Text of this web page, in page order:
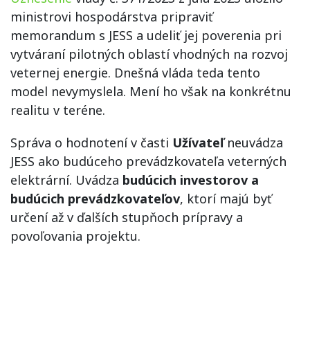
ministrovi hospodárstva pripraviť
memorandum s JESS a udeliť jej poverenia pri
vytváraní pilotných oblastí vhodných na rozvoj
veternej energie. Dnešná vláda teda tento
model nevymyslela. Mení ho však na konkrétnu
realitu v teréne.
Správa o hodnotení v časti Užívateľneuvádza
JESS ako budúceho prevádzkovateľa veterných
elektrární. Uvádza budúcich investorov a
budúcich prevádzkovateľov, ktorí majú byť
určení až v ďalších stupňoch prípravy a
povoľovania projektu.